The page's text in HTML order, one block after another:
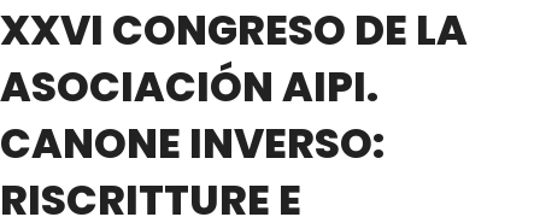
XXVI CONGRESO DE LA
ASOCIACIÓN AIPI.
CANONE INVERSO:
RISCRITTURE E